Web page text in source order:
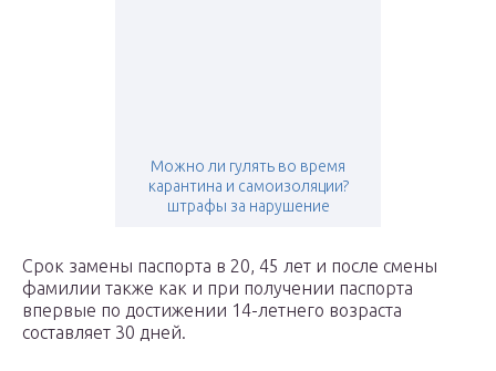
Можно ли гулять во время
карантина и самоизоляции?
штрафы за нарушение
Срок замены паспорта в 20, 45 лет и после смены
фамилии также как и при получении паспорта
впервые по достижении 14-летнего возраста
составляет 30 дней.